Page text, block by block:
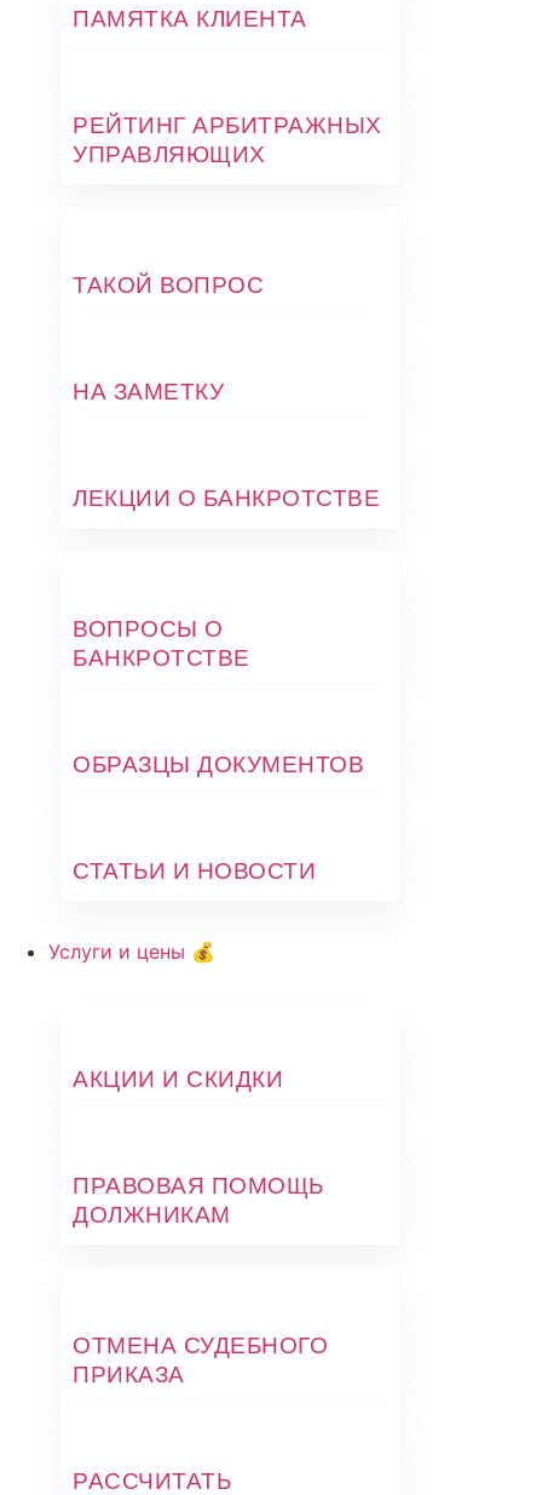
ПАМЯТКА КЛИЕНТА
РЕЙТИНГ АРБИТРАЖНЫХ
УПРАВЛЯЮЩИХ
ТАКОЙ ВОПРОС
НА ЗАМЕТКУ
ЛЕКЦИИ О БАНКРОТСТВЕ
ВОПРОСЫ О
БАНКРОТСТВЕ
ОБРАЗЦЫ ДОКУМЕНТОВ
СТАТЬИ И НОВОСТИ
Услуги и цены 💰
АКЦИИ И СКИДКИ
ПРАВОВАЯ ПОМОЩЬ
ДОЛЖНИКАМ
ОТМЕНА СУДЕБНОГО
ПРИКАЗА
РАССЧИТАТЬ